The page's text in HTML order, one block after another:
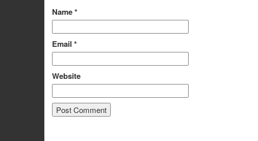
Name*
Email *
Website